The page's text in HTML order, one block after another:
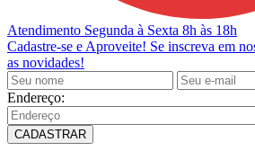
Atendimento Segunda à Sexta 8h às 18h
Cadastre-se e Aproveite! Se inscreva em
as novidades!
Endereço:
CADASTRAR